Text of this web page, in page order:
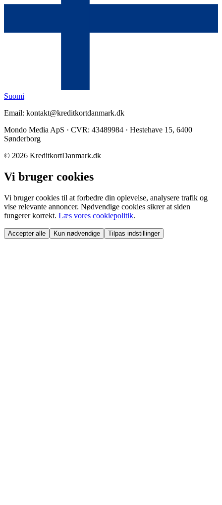
Suomi
Email: kontakt@kreditkortdanmark.dk
Mondo Media ApS · CVR: 43489984 · Hestehave 15, 6400
Sønderborg
© 2026 KreditkortDanmark.dk
Vi bruger cookies
Vi bruger cookies til at forbedre din oplevelse, analysere trafik og
vise relevante annoncer. Nødvendige cookies sikrer at siden
fungerer korrekt. Læs vores cookiepolitik.
Accepter alle Kun nødvendige Tilpas indstillinger